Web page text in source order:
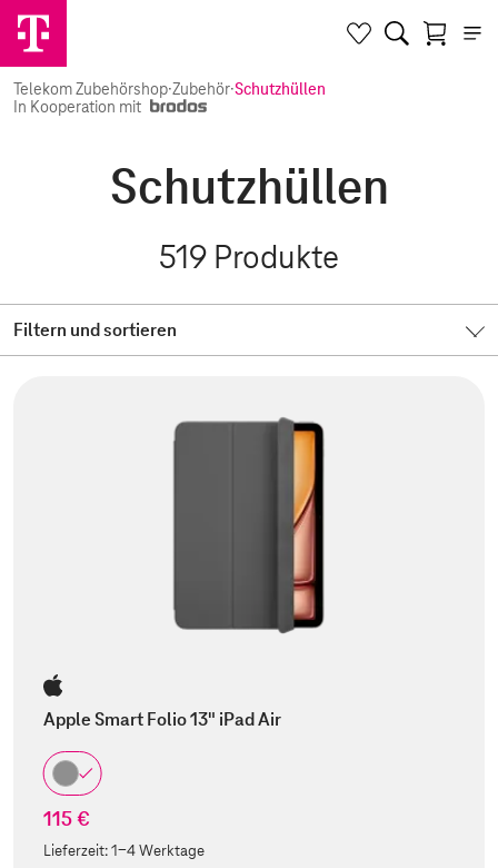
Telekom Zubehörshop·Zubehör·Schutzhüllen
In Kooperation mit
Schutzhüllen
519 Produkte
Filtern und sortieren
Apple Smart Folio 13" iPad Air
115 €
Lieferzeit:1-4 Werktage